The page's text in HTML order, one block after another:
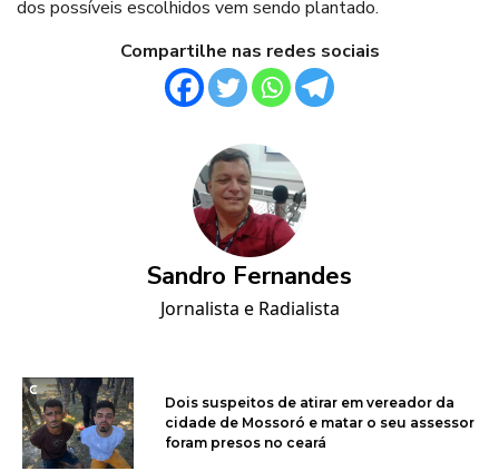
dos possíveis escolhidos vem sendo plantado.
Compartilhe nas redes sociais
Sandro Fernandes
Jornalista e Radialista
Dois suspeitos de atirar em vereador da
cidade de Mossoró e matar o seu assessor
foram presos no ceará